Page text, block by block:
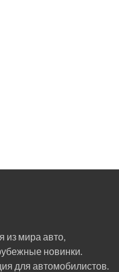
из мира авто,
новинки.
для автомобилистов.